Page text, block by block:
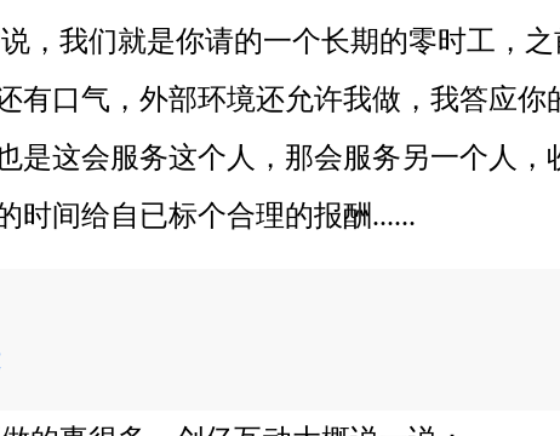
，我们就是你请的一个长期的零时工，之
有口气，外部环境还允许我做，我答应
是这会服务这个人，那会服务另一个人
时间给自已标个合理的报酬......